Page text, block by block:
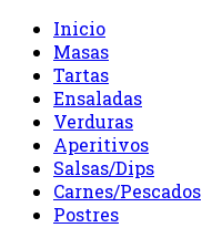
Inicio
Masas
Tartas
Ensaladas
Verduras
Aperitivos
Salsas/Dips
Carnes/Pescados
Postres